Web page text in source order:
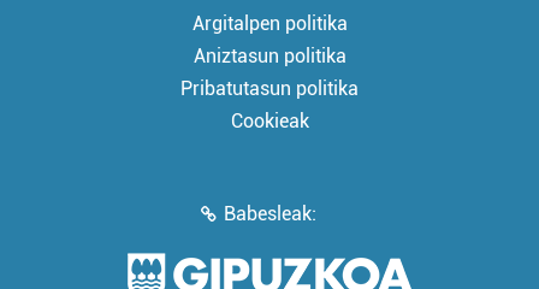
Argitalpen politika
Aniztasun politika
Pribatutasun politika
Cookieak
Babesleak: